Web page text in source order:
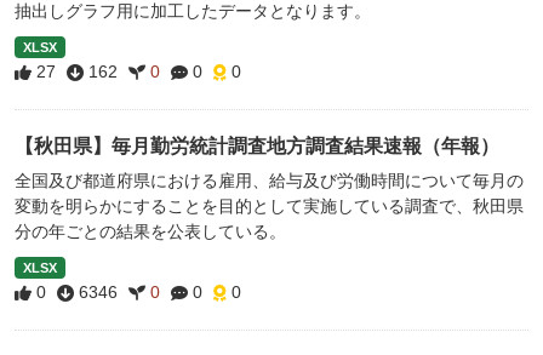
抽出しグラフ用に加工したデータとなります。
XLSX
27 162 0 0 0
【秋田県】毎月勤労統計調査地方調査結果速報（年報）
全国及び都道府県における雇用、給与及び労働時間について毎月の
変動を明らかにすることを目的として実施している調査で、秋田県
分の年ごとの結果を公表している。
XLSX
0 6346 0 0 0